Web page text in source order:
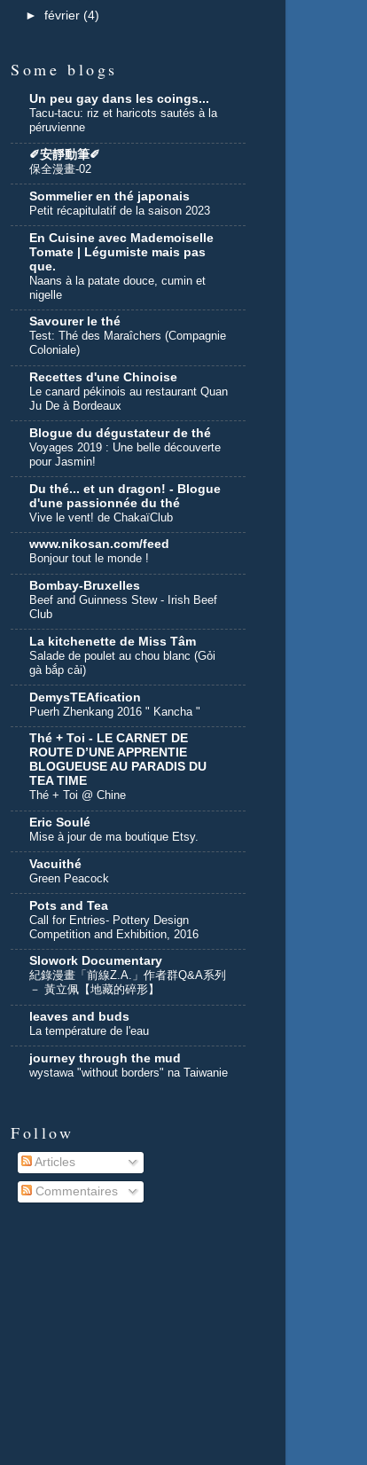
►février(4)
Some blogs
Un peu gay dans les coings...
Tacu-tacu: riz et haricots sautés à la
péruvienne
✐安靜動筆✐
保全漫畫-02
Sommelier en thé japonais
Petit récapitulatif de la saison 2023
En Cuisine avec Mademoiselle
Tomate | Légumiste mais pas
que.
Naans à la patate douce, cumin et
nigelle
Savourer le thé
Test: Thé des Maraîchers (Compagnie
Coloniale)
Recettes d'une Chinoise
Le canard pékinois au restaurant Quan
Ju De à Bordeaux
Blogue du dégustateur de thé
Voyages 2019 : Une belle découverte
pour Jasmin!
Du thé... et un dragon! - Blogue
d'une passionnée du thé
Vive le vent! de ChakaïClub
www.nikosan.com/feed
Bonjour tout le monde !
Bombay-Bruxelles
Beef and Guinness Stew - Irish Beef
Club
La kitchenette de Miss Tâm
Salade de poulet au chou blanc (Gỏi
gà bắp cải)
DemysTEAfication
Puerh Zhenkang 2016 " Kancha "
Thé + Toi - LE CARNET DE
ROUTE D’UNE APPRENTIE
BLOGUEUSE AU PARADIS DU
TEA TIME
Thé + Toi @ Chine
Eric Soulé
Mise à jour de ma boutique Etsy.
Vacuithé
Green Peacock
Pots and Tea
Call for Entries- Pottery Design
Competition and Exhibition, 2016
Slowork Documentary
紀錄漫畫「前線Z.A.」作者群Q&A系列
－ 黃立佩【地藏的碎形】
leaves and buds
La température de l'eau
journey through the mud
wystawa "without borders" na Taiwanie
Follow
Articles
Commentaires